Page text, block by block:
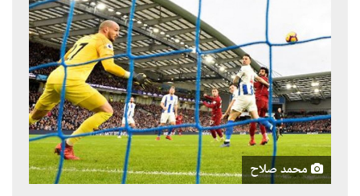
محمد صلاح